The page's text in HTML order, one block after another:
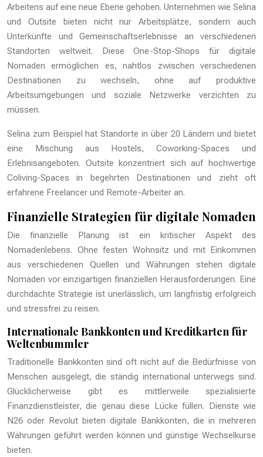
Arbeitens auf eine neue Ebene gehoben. Unternehmen wie Selina
und Outsite bieten nicht nur Arbeitsplätze, sondern auch
Unterkünfte und Gemeinschaftserlebnisse an verschiedenen
Standorten weltweit. Diese One-Stop-Shops für digitale
Nomaden ermöglichen es, nahtlos zwischen verschiedenen
Destinationen zu wechseln, ohne auf produktive
Arbeitsumgebungen und soziale Netzwerke verzichten zu
müssen.
Selina zum Beispiel hat Standorte in über 20 Ländern und bietet
eine Mischung aus Hostels, Coworking-Spaces und
Erlebnisangeboten. Outsite konzentriert sich auf hochwertige
Coliving-Spaces in begehrten Destinationen und zieht oft
erfahrene Freelancer und Remote-Arbeiter an.
Finanzielle Strategien für digitale Nomaden
Die finanzielle Planung ist ein kritischer Aspekt des
Nomadenlebens. Ohne festen Wohnsitz und mit Einkommen
aus verschiedenen Quellen und Währungen stehen digitale
Nomaden vor einzigartigen finanziellen Herausforderungen. Eine
durchdachte Strategie ist unerlässlich, um langfristig erfolgreich
und stressfrei zu reisen.
Internationale Bankkonten und Kreditkarten für
Weltenbummler
Traditionelle Bankkonten sind oft nicht auf die Bedürfnisse von
Menschen ausgelegt, die ständig international unterwegs sind.
Glücklicherweise gibt es mittlerweile spezialisierte
Finanzdienstleister, die genau diese Lücke füllen. Dienste wie
N26 oder Revolut bieten digitale Bankkonten, die in mehreren
Währungen geführt werden können und günstige Wechselkurse
bieten.